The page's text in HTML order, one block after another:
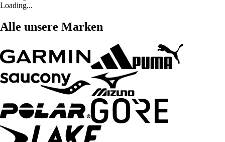
Loading...
Alle unsere Marken